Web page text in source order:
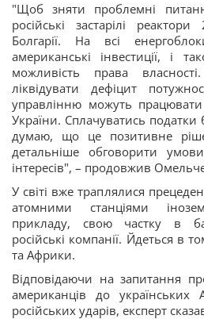
"Щоб зняти проблемні
російські застарілі
Болгарії. На всі
американські інвестиції, і
можливість права
ліквідувати дефіцит
управлінню можуть
України. Сплачуватись податки
думаю, що це позитивне
детальніше обговорити
інтересів", – продовжив
У світі вже траплялися
атомними станціями
прикладу, свою частку в
російські компанії. Йдеться в
та Африки.
Відповідаючи на запитання
американців до українських
російських ударів, експерт